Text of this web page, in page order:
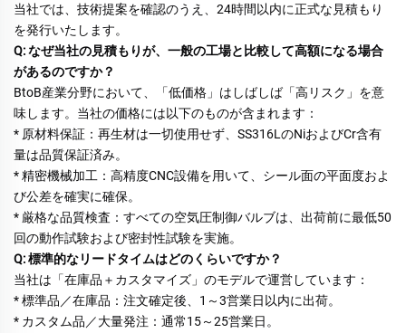
当社では、技術提案を確認のうえ、24時間以内に正式な見積もり
を発行いたします。
Q: なぜ当社の見積もりが、一般の工場と比較して高額になる場合
があるのですか？
BtoB産業分野において、「低価格」はしばしば「高リスク」を意
味します。当社の価格には以下のものが含まれます：
* 原材料保証：再生材は一切使用せず、SS316LのNiおよびCr含有
量は品質保証済み。
* 精密機械加工：高精度CNC設備を用いて、シール面の平面度およ
び公差を確実に確保。
* 厳格な品質検査：すべての空気圧制御バルブは、出荷前に最低50
回の動作試験および密封性試験を実施。
Q: 標準的なリードタイムはどのくらいですか？
当社は「在庫品＋カスタマイズ」のモデルで運営しています：
* 標準品／在庫品：注文確定後、1～3営業日以内に出荷。
* カスタム品／大量発注：通常15～25営業日。